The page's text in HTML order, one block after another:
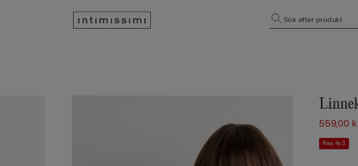
Sök efter produkt
559,00
Rea 4x3